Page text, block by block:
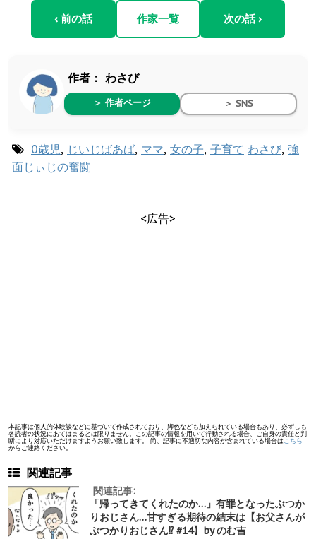
‹ 前の話 作家一覧 次の話 ›
作者： わさび
＞ 作者ページ ＞ SNS
0歳児, じいじばあば, ママ, 女の子, 子育て わさび, 強
面じぃじの奮闘
<広告>
本記事は個人的体験談などに基づいて作成されており、脚色なども加えられている場合もあり、必ずしも
各読者の状況にあてはまるとは限りません。この記事の情報を用いて行動される場合、ご自身の責任と判
断により対応いただけますようお願い致します。 尚、記事に不適切な内容が含まれている場合は こちら
からご連絡ください。
関連記事
関連記事:
「帰ってきてくれたのか…」有罪となったぶつか
りおじさん…甘すぎる期待の結末は【お父さんが
ぶつかりおじさん⁉︎ #14】by のむ吉